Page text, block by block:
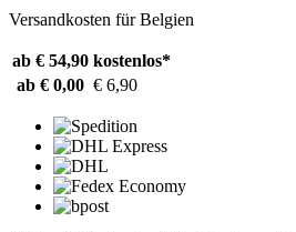
Versandkosten für Belgien
ab € 54,90 kostenlos*
ab € 0,00 € 6,90